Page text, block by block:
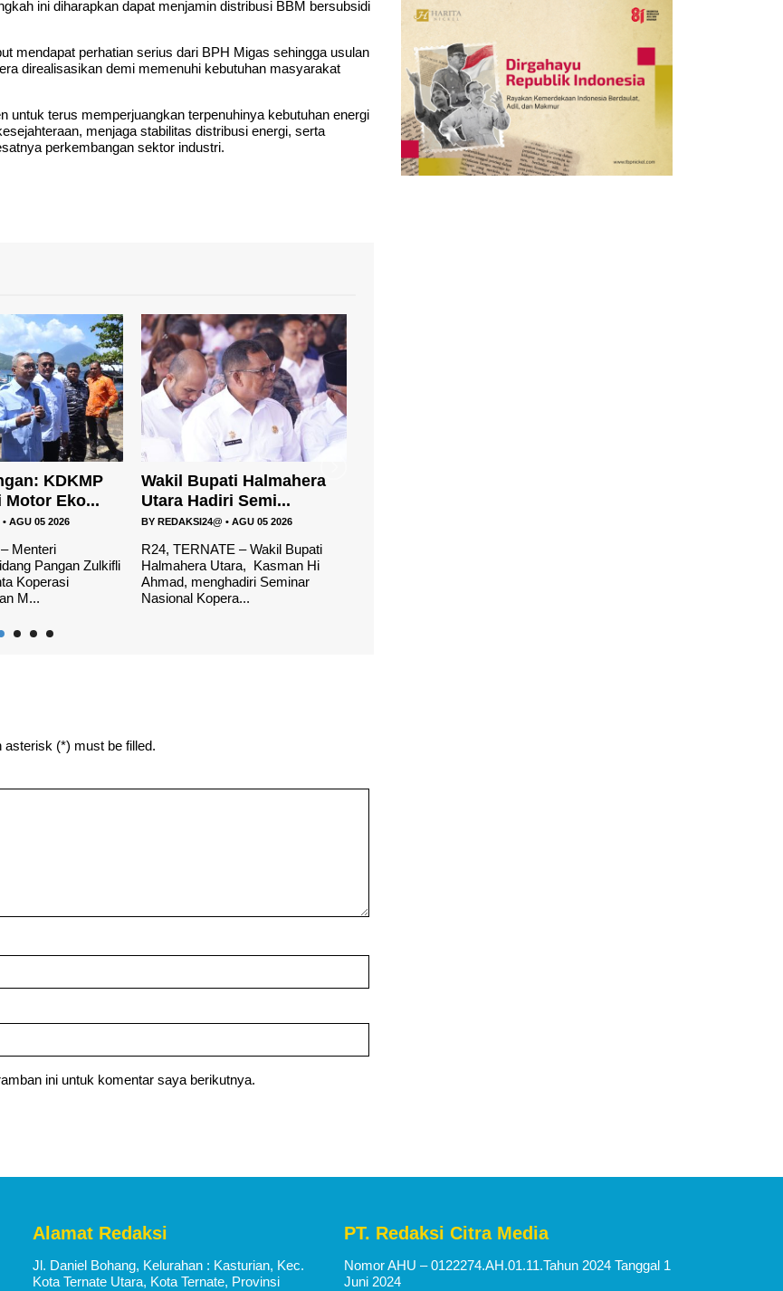
ini diharapkan dapat menjamin distribusi BBM bersubsidi
mendapat perhatian serius dari BPH Migas sehingga usulan
direalisasikan demi memenuhi kebutuhan masyarakat
untuk terus memperjuangkan terpenuhinya kebutuhan energi
menjaga stabilitas distribusi energi, serta
perkembangan sektor industri.
Wakil Bupati Halmahera
Utara Hadiri Semi...
BYREDAKSI24@ AGU 05 2026
R24, TERNATE – Wakil Bupati
Halmahera Utara, Kasman Hi
Ahmad, menghadiri Seminar
Nasional Kopera...
DPRD Mulai Bahas KUA –
PPAS 2027,P...
BYREDAKSI24@
R24, HALUT– Pemerintah Daerah
Halmahera Utara mengajukan
rencana keuangan Daerah dalam
dokumen...
asterisk (*) must be filled.
ini untuk komentar saya berikutnya.
Alamat Redaksi
Jl. Daniel Bohang, Kelurahan : Kasturian, Kec.
Kota Ternate Utara, Kota Ternate, Provinsi
PT. Redaksi Citra Media
Nomor AHU – 0122274.AH.01.11.Tahun 2024 Tanggal 1
Juni 2024